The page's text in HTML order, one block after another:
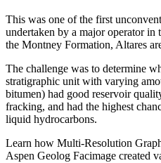
This was one of the first
undertaken by a major operator
the Montney Formation, Altares
The challenge was to determine
stratigraphic unit with varying
bitumen) had good reservoir
fracking, and had the highest
liquid hydrocarbons.
Learn how Multi-Resolution
Aspen Geolog Facimage created